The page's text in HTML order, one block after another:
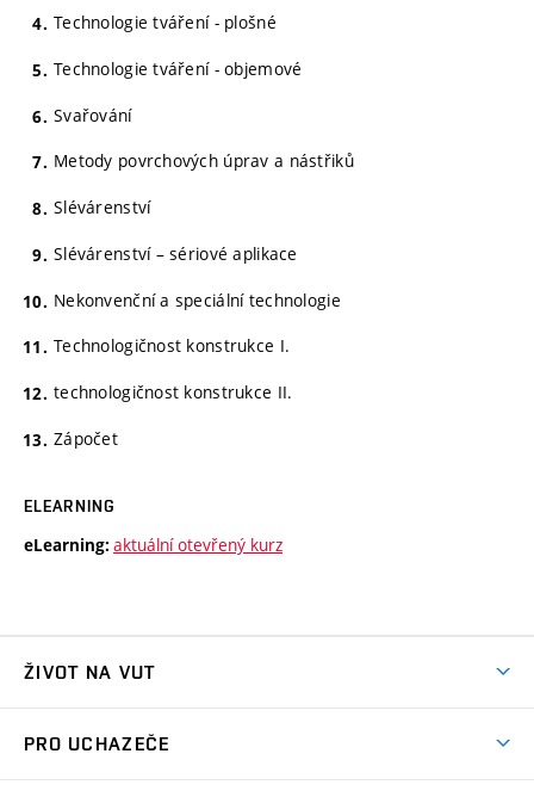
Technologie tváření - plošné
Technologie tváření - objemové
Svařování
Metody povrchových úprav a nástřiků
Slévárenství
Slévárenství – sériové aplikace
Nekonvenční a speciální technologie
Technologičnost konstrukce I.
technologičnost konstrukce II.
Zápočet
ELEARNING
eLearning: aktuální otevřený kurz
ŽIVOT NA VUT
PRO UCHAZEČE